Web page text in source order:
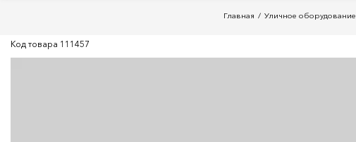
Главная Уличное оборудование
Код товара 111457